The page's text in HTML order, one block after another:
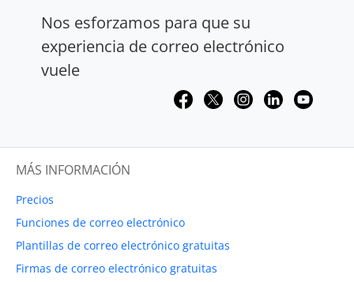
Nos esforzamos para que su
experiencia de correo electrónico
vuele
MÁS INFORMACIÓN
Precios
Funciones de correo electrónico
Plantillas de correo electrónico gratuitas
Firmas de correo electrónico gratuitas